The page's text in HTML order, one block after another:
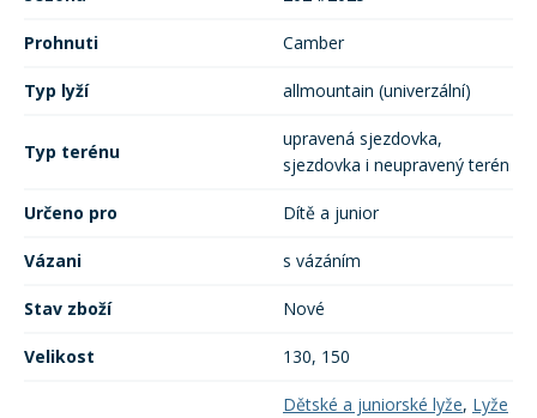
Prohnuti Camber
Typ lyží allmountain (univerzální)
Typ terénu
upravená sjezdovka,
sjezdovka i neupravený terén
Určeno pro Dítě a junior
Vázani s vázáním
Stav zboží Nové
Velikost 130, 150
Dětské a juniorské lyže, Lyže